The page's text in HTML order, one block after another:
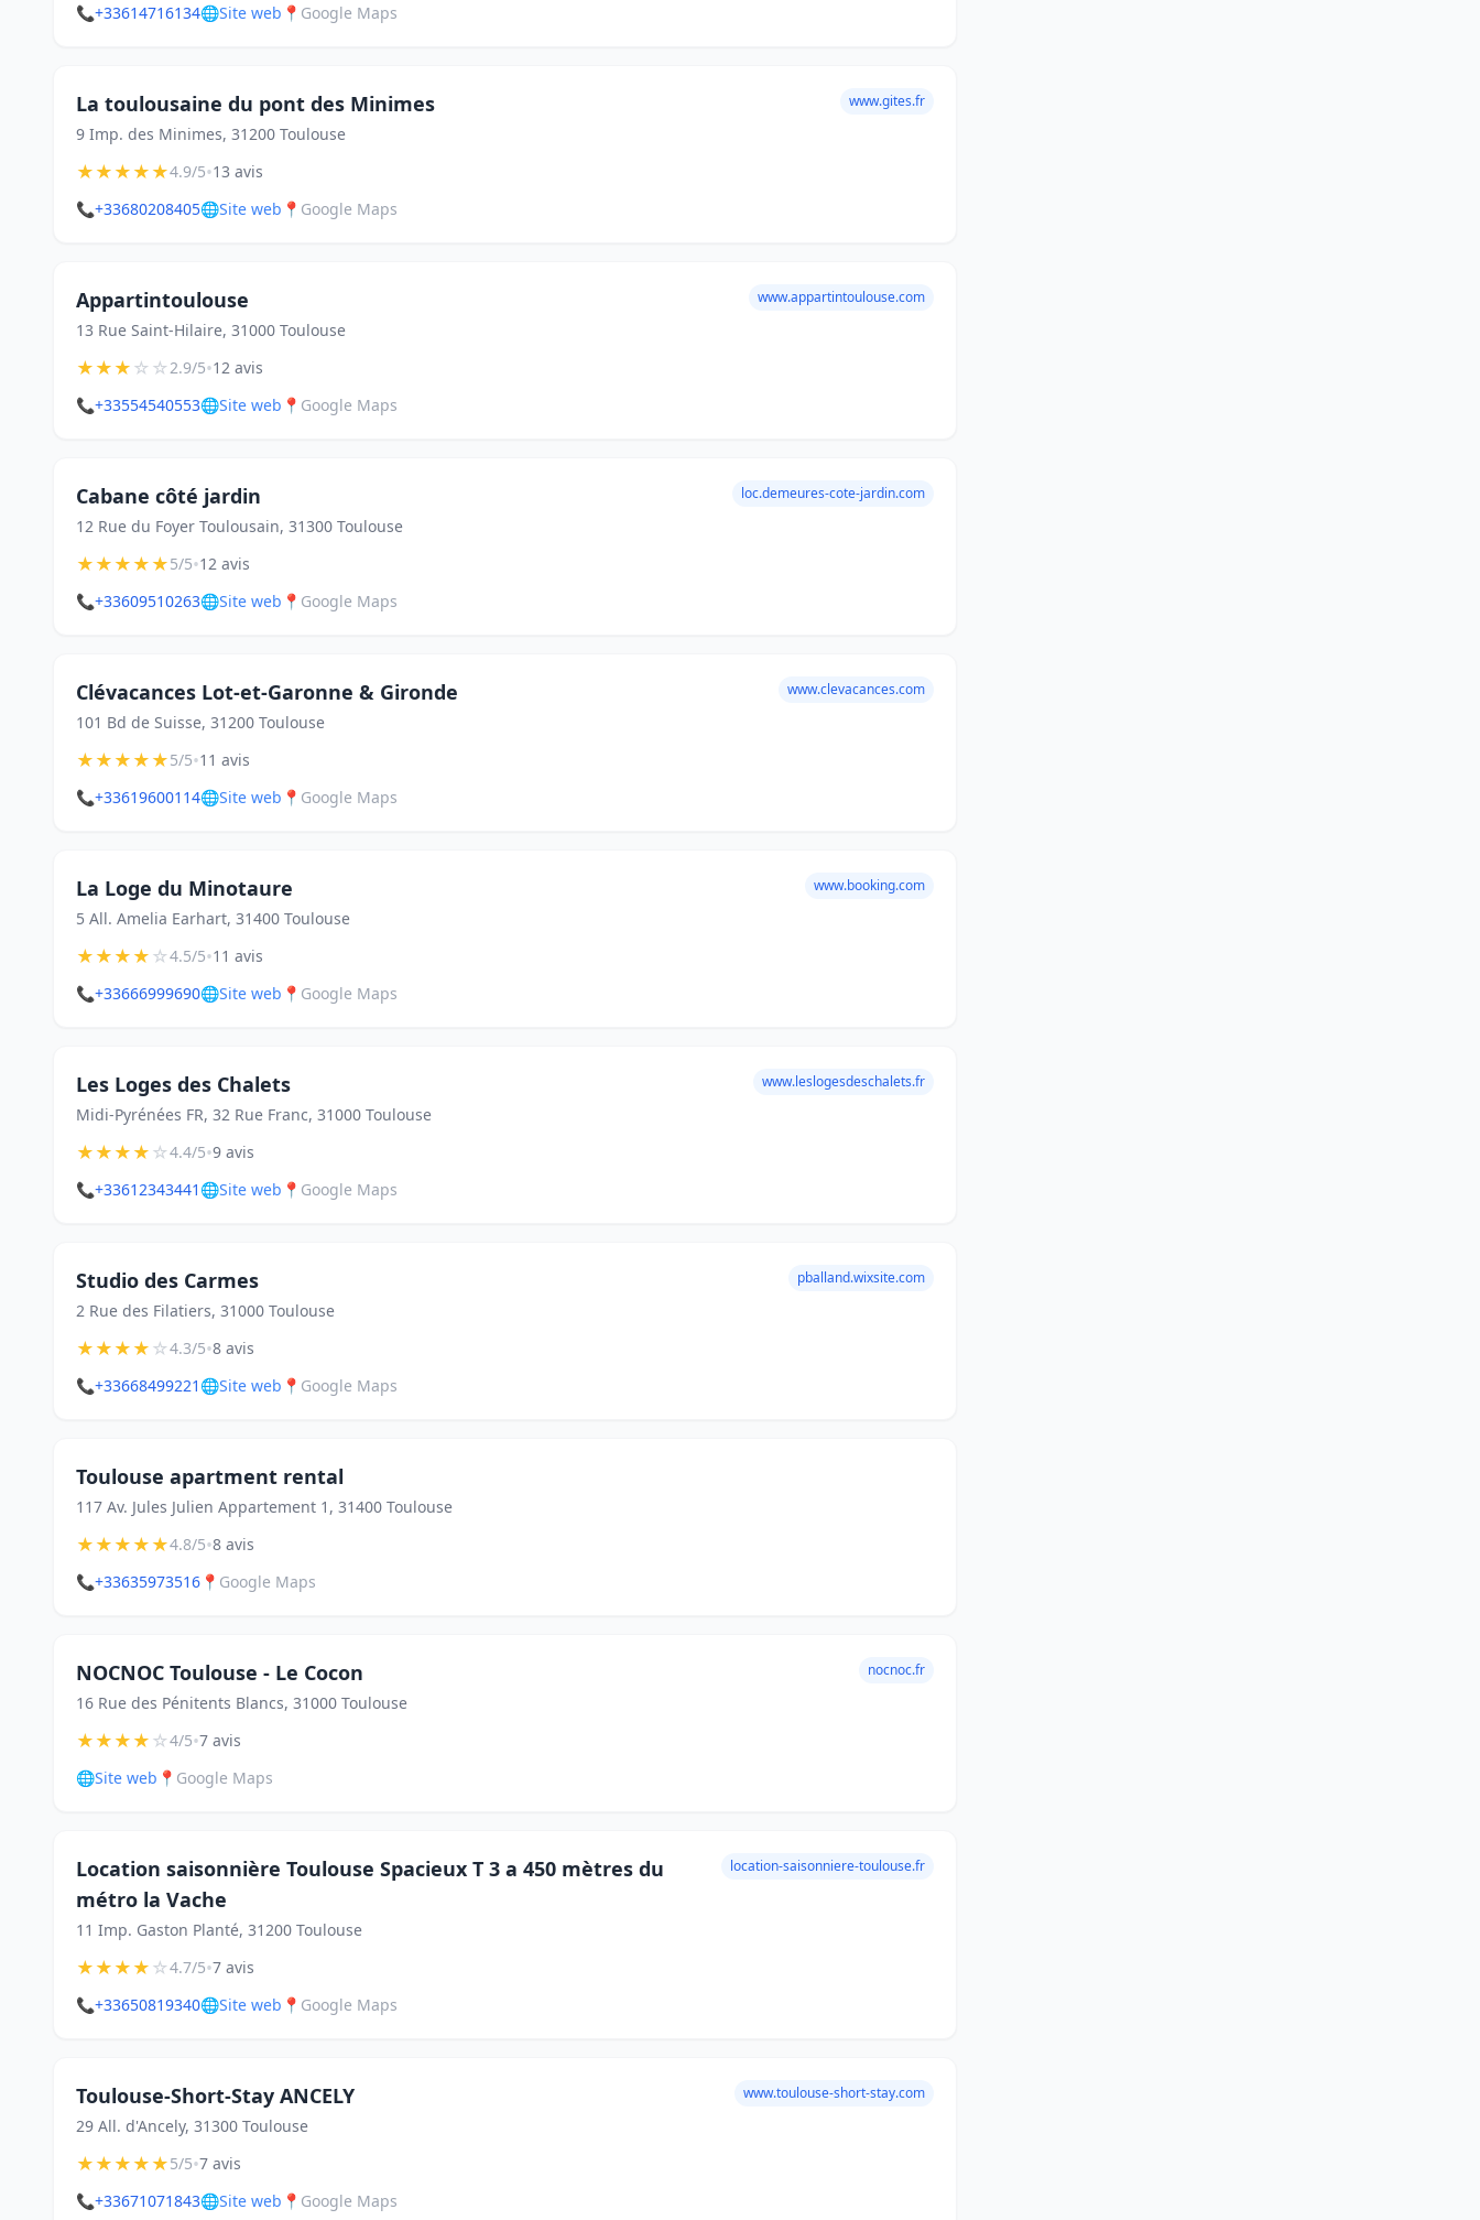
📞+33614716134🌐Site web 📍 Google Maps
La toulousaine du pont des Minimes
9 Imp. des Minimes, 31200 Toulouse
www.gites.fr
★★★★★4.9/5•13 avis
📞+33680208405🌐Site web 📍 Google Maps
Appartintoulouse
13 Rue Saint-Hilaire, 31000 Toulouse
www.appartintoulouse.com
★★★☆☆2.9/5•12 avis
📞+33554540553🌐Site web 📍 Google Maps
Cabane côté jardin
12 Rue du Foyer Toulousain, 31300 Toulouse
loc.demeures-cote-jardin.com
★★★★★5/5•12 avis
📞+33609510263🌐Site web 📍 Google Maps
Clévacances Lot-et-Garonne & Gironde
101 Bd de Suisse, 31200 Toulouse
www.clevacances.com
★★★★★5/5•11 avis
📞+33619600114🌐Site web 📍 Google Maps
La Loge du Minotaure
5 All. Amelia Earhart, 31400 Toulouse
www.booking.com
★★★★☆4.5/5•11 avis
📞+33666999690🌐Site web 📍 Google Maps
Les Loges des Chalets
Midi-Pyrénées FR, 32 Rue Franc, 31000 Toulouse
www.leslogesdeschalets.fr
★★★★☆4.4/5•9 avis
📞+33612343441 🌐Site web 📍 Google Maps
Studio des Carmes
2 Rue des Filatiers, 31000 Toulouse
pballand.wixsite.com
★★★★☆4.3/5•8 avis
📞+33668499221 🌐Site web 📍 Google Maps
Toulouse apartment rental
117 Av. Jules Julien Appartement 1, 31400 Toulouse
★★★★★4.8/5•8 avis
📞+33635973516 📍 Google Maps
NOCNOC Toulouse - Le Cocon
16 Rue des Pénitents Blancs, 31000 Toulouse
nocnoc.fr
★★★★☆4/5•7 avis
🌐Site web 📍 Google Maps
Location saisonnière Toulouse Spacieux T 3 a 450 mètres du
métro la Vache
11 Imp. Gaston Planté, 31200 Toulouse
location-saisonniere-toulouse.fr
★★★★☆4.7/5•7 avis
📞+33650819340🌐Site web 📍 Google Maps
Toulouse-Short-Stay ANCELY
29 All. d'Ancely, 31300 Toulouse
www.toulouse-short-stay.com
★★★★★5/5•7 avis
📞+33671071843🌐Site web 📍 Google Maps